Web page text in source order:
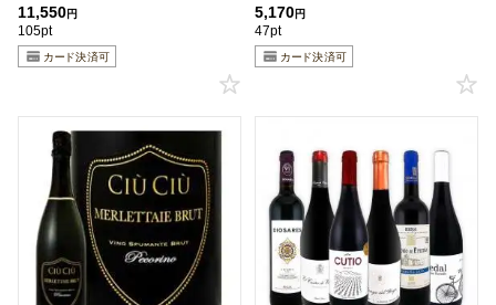
11,550円
105pt
5,170円
47pt